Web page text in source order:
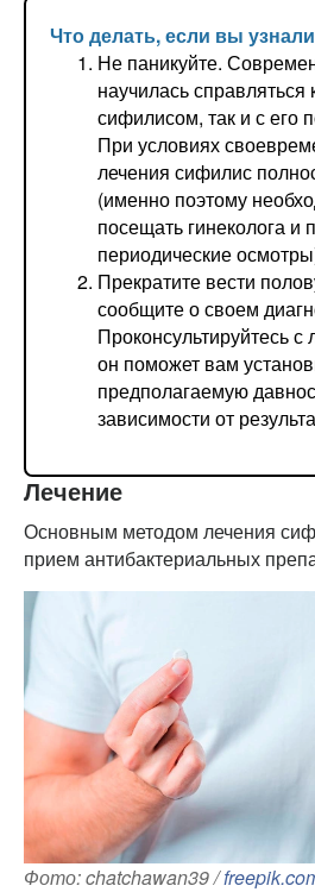
Что делать, если вы
Не паникуйте.
научилась справляться
сифилисом, так и с его
При условиях
лечения сифилис
(именно поэтому
посещать гинеколога и
периодические
Прекратите вести
сообщите о своем
Проконсультируйтесь
он поможет вам
предполагаемую
зависимости от
Лечение
Основным методом лечения
прием антибактериальных
Фото: chatchawan39 /